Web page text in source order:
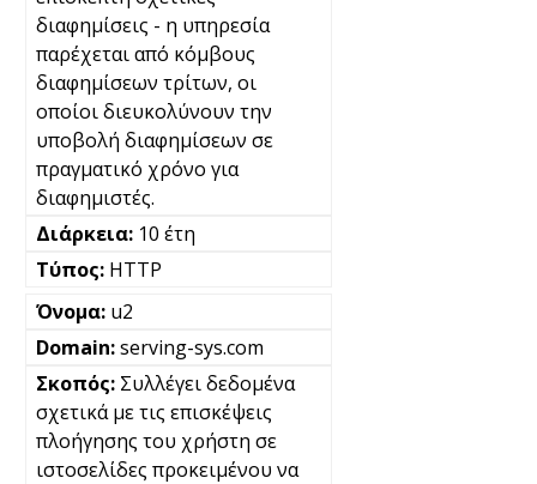
διαφημίσεις - η υπηρεσία
παρέχεται από κόμβους
διαφημίσεων τρίτων, οι
οποίοι διευκολύνουν την
υποβολή διαφημίσεων σε
πραγματικό χρόνο για
διαφημιστές.
10 έτη
HTTP
u2
serving-sys.com
Συλλέγει δεδομένα
σχετικά με τις επισκέψεις
πλοήγησης του χρήστη σε
ιστοσελίδες προκειμένου να